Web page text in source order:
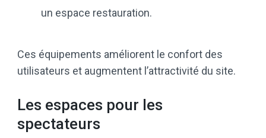
un espace restauration.
Ces équipements améliorent le confort des
utilisateurs et augmentent l’attractivité du site.
Les espaces pour les
spectateurs